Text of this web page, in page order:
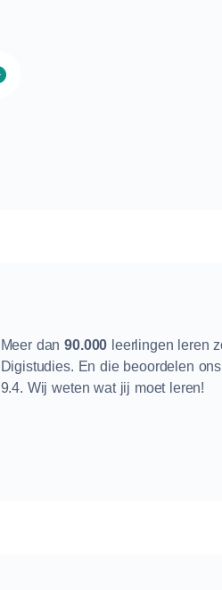
Meer dan90.000 leerlingen leren
Digistudies. En die beoordelen
9.4. Wij weten wat jij moet leren!